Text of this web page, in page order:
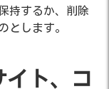
持するか、削除
とします。
ト、コ